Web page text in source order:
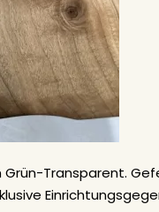
Grün-Transparent.